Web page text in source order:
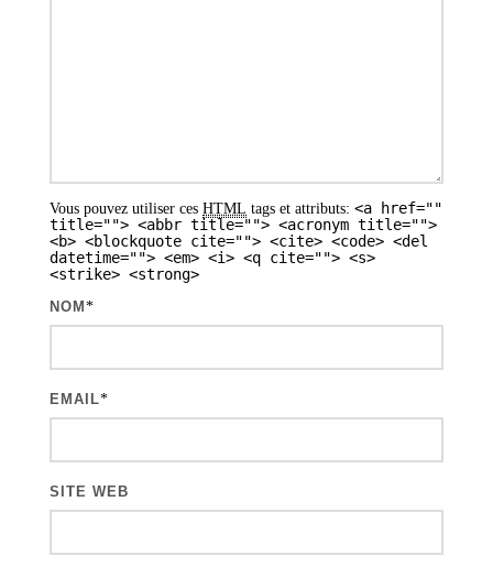
Vous pouvez utiliser ces HTML tags et attributs: <a href=""
title=""> <abbr title=""> <acronym title="">
<b> <blockquote cite=""> <cite> <code> <del
datetime=""> <em> <i> <q cite=""> <s>
<strike> <strong>
NOM *
EMAIL*
SITE WEB